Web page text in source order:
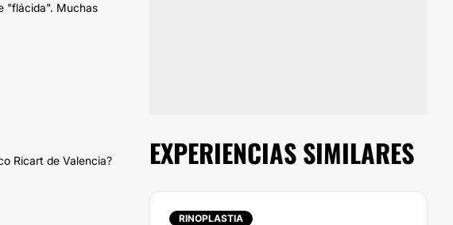
"flácida". Muchas
Ricart de Valencia? EXPERIENCIAS SIMILARES
RINOPLASTIA